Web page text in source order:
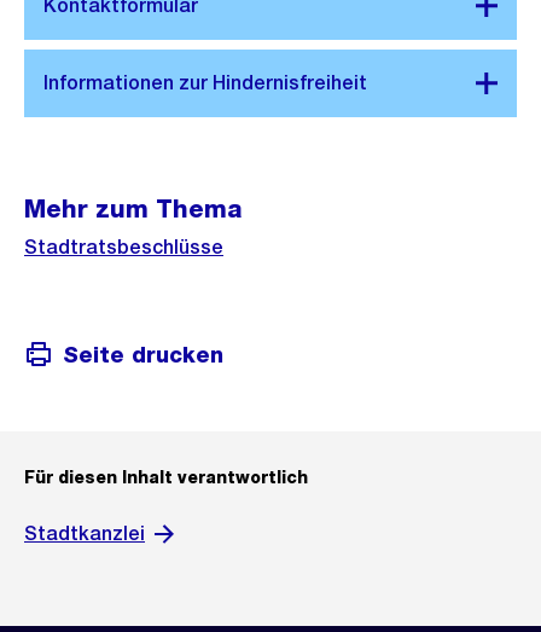
Mehr zum Thema
Stadtratsbeschlüsse
Seite drucken
Für diesen Inhalt verantwortlich
Stadtkanzlei